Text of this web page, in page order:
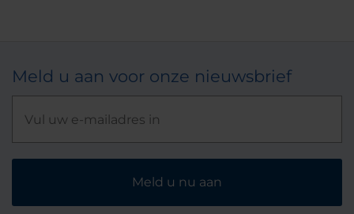
Meld u aan voor onze nieuwsbrief
Meld u nu aan